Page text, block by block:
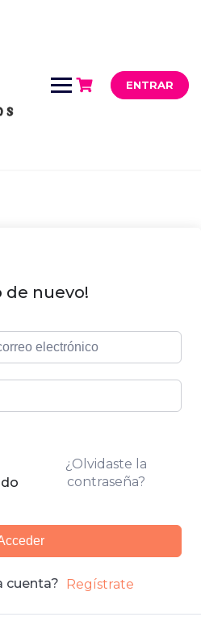
ENTRAR
de nuevo!
¿Olvidaste la
contraseña?
cuenta? Regístrate